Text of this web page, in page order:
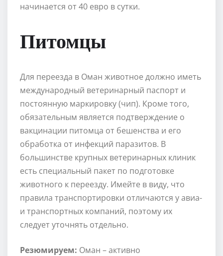
начинается от 40 евро в сутки.
Питомцы
Для переезда в Оман животное должно иметь
международный ветеринарный паспорт и
постоянную маркировку (чип). Кроме того,
обязательным является подтверждение о
вакцинации питомца от бешенства и его
обработка от инфекций паразитов. В
большинстве крупных ветеринарных клиник
есть специальный пакет по подготовке
животного к переезду. Имейте в виду, что
правила транспортировки отличаются у авиа-
и транспортных компаний, поэтому их
следует уточнять отдельно.
Резюмируем: Оман – активно